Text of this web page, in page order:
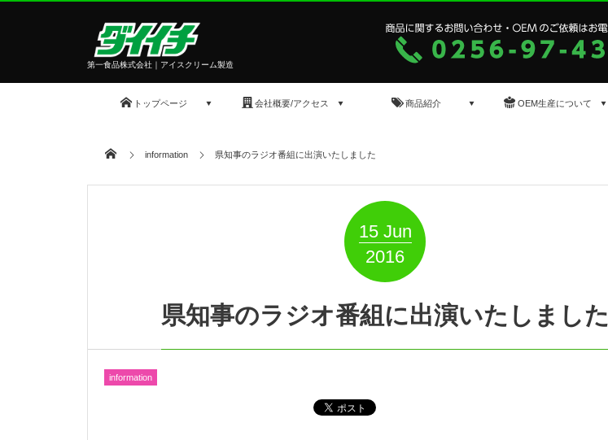
第一食品株式会社｜アイスクリーム製造
トップページ 会社概要/アクセス 商品紹介 OEM生産について
information 県知事のラジオ番組に出演いたしました
15 Jun
2016
県知事のラジオ番組に出演いたしました
information